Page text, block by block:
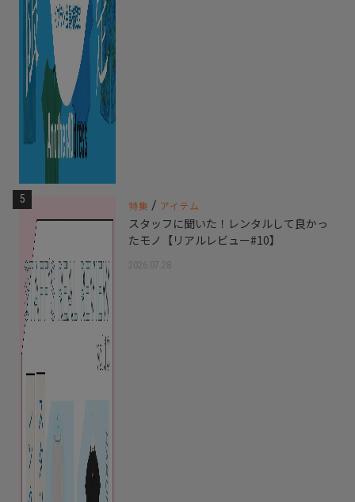
5 特集 / アイテム
スタッフに聞いた！レンタルして良かっ
たモノ【リアルレビュー#10】
2026.07.28